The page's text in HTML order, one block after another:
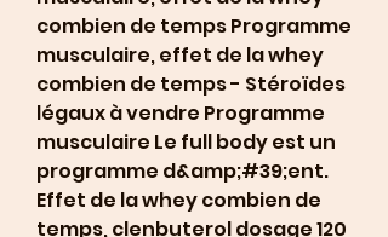
combien de temps Programme
musculaire, effet de la whey
combien de temps - Stéroïdes
légaux à vendre Programme
musculaire Le full body est un
programme d&amp;#39;ent.
Effet de la whey combien de
temps, clenbuterol dosage 120